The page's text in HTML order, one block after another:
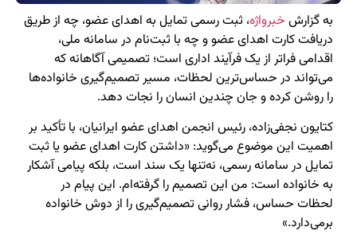
به گزارش خبرواژه، ثبت رسمی تمایل به اهدای عضو، چه از طریق
دریافت کارت اهدای عضو و چه با ثبت‌نام در سامانه ملی،
اقدامی فراتر از یک فرآیند اداری است؛ تصمیمی آگاهانه که
می‌تواند در حساس‌ترین لحظات، مسیر تصمیم‌گیری خانواده‌ها
را روشن کرده و جان چندین انسان را نجات دهد.
کتایون نجفی‌زاده، رئیس انجمن اهدای عضو ایرانیان، با تأکید بر
اهمیت این موضوع می‌گوید: «داشتن کارت اهدای عضو یا ثبت
تمایل در سامانه رسمی، نه‌تنها یک سند است، بلکه پیامی آشکار
به خانواده است: من این تصمیم را گرفته‌ام. این پیام در
لحظات حساس، فشار روانی تصمیم‌گیری را از دوش خانواده
برمی‌دارد.»